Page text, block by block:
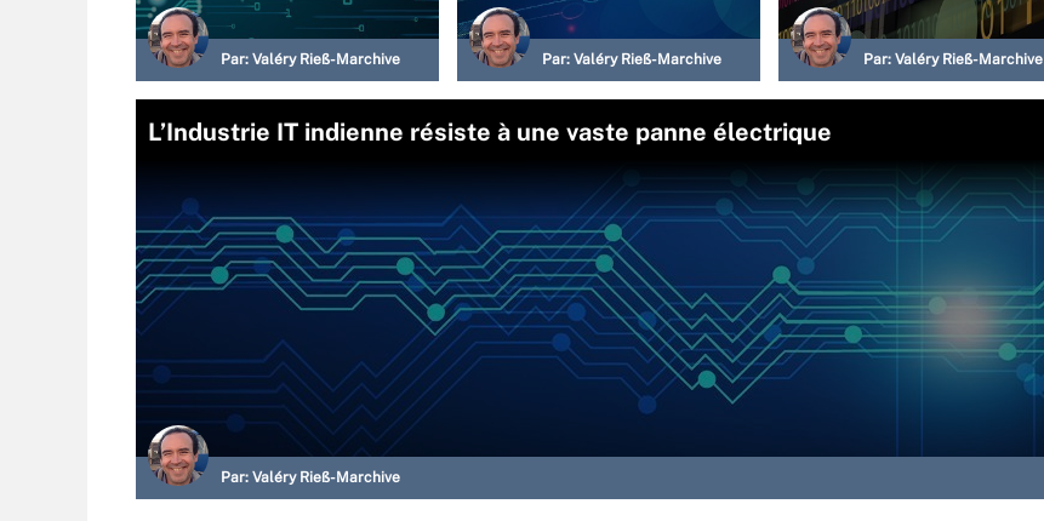
Par: Valéry Rieß-Marchive Par: Valéry Rieß-Marchive Par: Valéry Rieß-Marchive
L’Industrie IT indienne résiste à une vaste panne électrique
Par: Valéry Rieß-Marchive